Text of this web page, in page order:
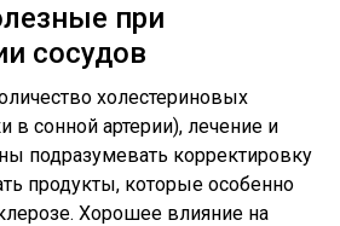
при
сосудов
холестериновых
в сонной артерии), лечение и
подразумевать корректировку
продукты, которые особенно
Хорошее влияние на